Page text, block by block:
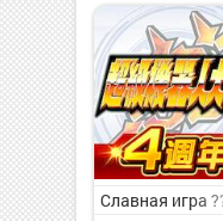
Славная игра